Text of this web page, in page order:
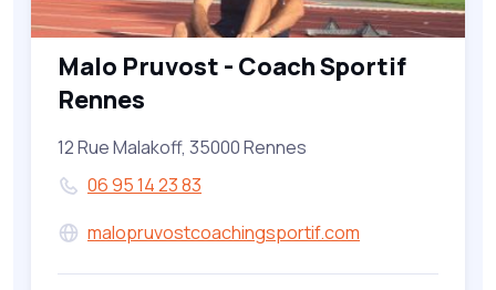
Malo Pruvost - Coach Sportif
Rennes
12 Rue Malakoff, 35000 Rennes
06 95 14 23 83
malopruvostcoachingsportif.com